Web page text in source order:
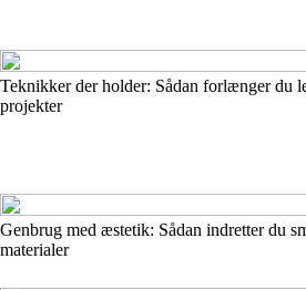
Teknikker der holder: Sådan forlænger du
projekter
Genbrug med æstetik: Sådan indretter du
materialer